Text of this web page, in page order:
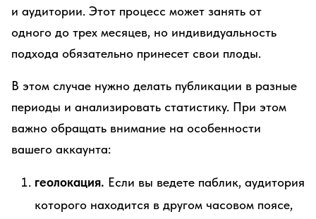
и аудитории. Этот процесс может занять от
одного до трех месяцев, но индивидуальность
подхода обязательно принесет свои плоды.
В этом случае нужно делать публикации в разные
периоды и анализировать статистику. При этом
важно обращать внимание на особенности
вашего аккаунта:
геолокация. Если вы ведете паблик, аудитория
которого находится в другом часовом поясе,